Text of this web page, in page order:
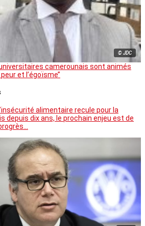
© JDC
universitaires camerounais sont animés
et l’égoïsme’’
alimentaire recule pour la
depuis dix ans, le prochain enjeu est de